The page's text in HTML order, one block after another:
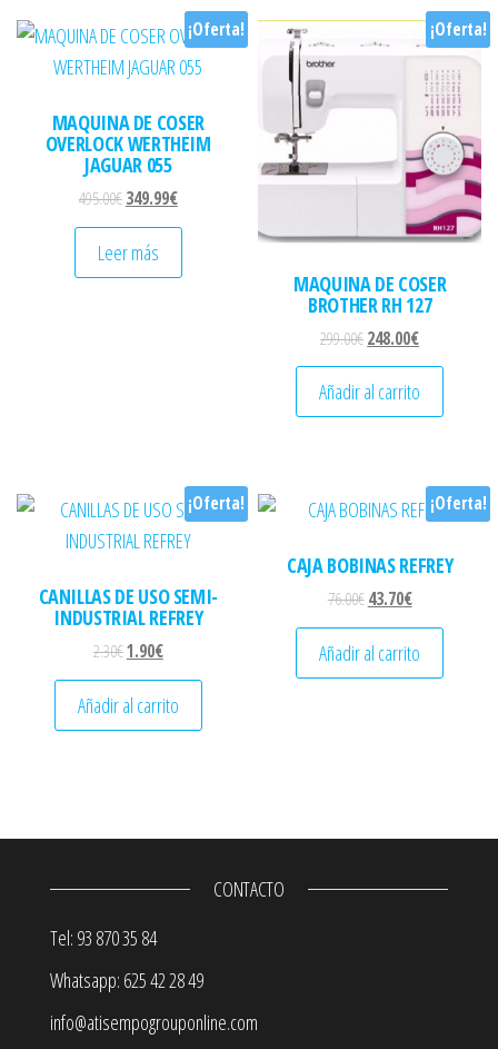
¡Oferta!
MAQUINA DE COSER
OVERLOCK WERTHEIM
JAGUAR 055
495.00€El precio original era: 495.00€.
349.99€El precio actual es: 349.99€.
Leer más
¡Oferta!
MAQUINA DE COSER
BROTHER RH 127
299.00€El precio original era:
248.00€El precio
Añadir al carrito
¡Oferta!
CANILLAS DE USO SEMI-
INDUSTRIAL REFREY
2.30€El precio original era: 2.30€.
1.90€El precio actual es: 1.90€.
Añadir al carrito
¡Oferta!
CAJA BOBINAS REFREY
76.00€ El precio original era:
43.70€El precio
Añadir al carrito
CONTACTO
Tel: 93 870 35 84
Whatsapp: 625 42 28 49
info@atisempogrouponline.com